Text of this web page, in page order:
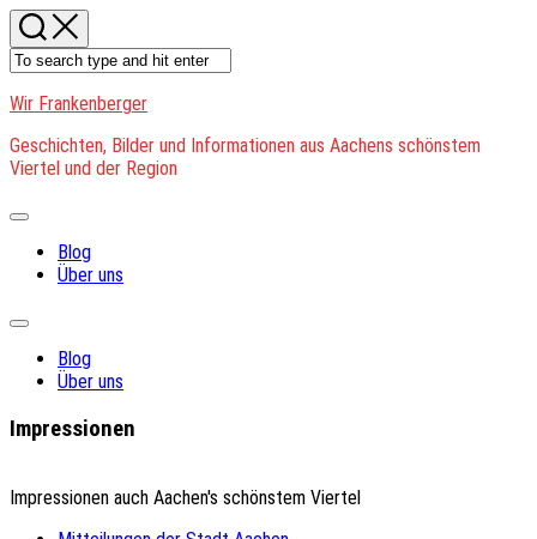
Skip
to
content
Wir Frankenberger
Geschichten, Bilder und Informationen aus Aachens schönstem
Viertel und der Region
Expand
Blog
Über uns
Expand
Blog
Über uns
Impressionen
Impressionen auch Aachen's schönstem Viertel